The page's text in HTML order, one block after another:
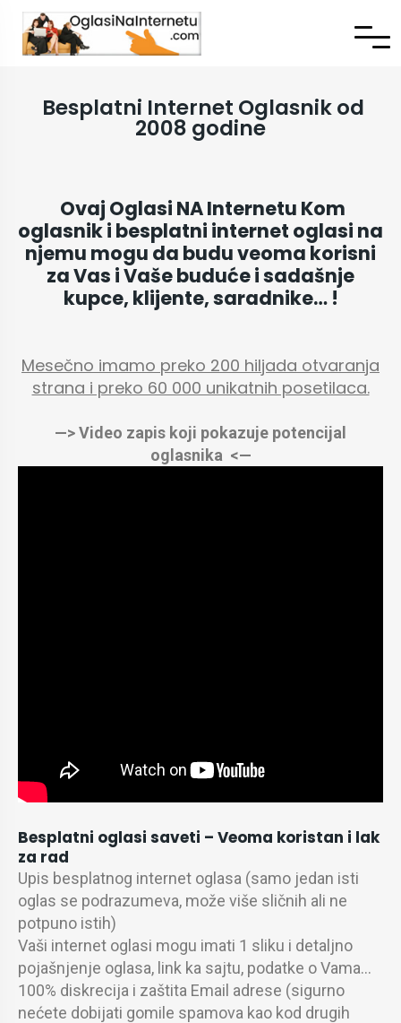
Besplatni Internet Oglasnik od
2008 godine
Ovaj Oglasi NA Internetu Kom
oglasnik i besplatni internet oglasi na
njemu mogu da budu veoma korisni
za Vas i Vaše buduće i sadašnje
kupce, klijente, saradnike… !
Mesečno imamo preko 200 hiljada otvaranja
strana i preko 60 000 unikatnih posetilaca.
—> Video zapis koji pokazuje potencijal
oglasnika <—
Besplatni oglasi saveti – Veoma koristan i lak
za rad
Upis besplatnog internet oglasa (samo jedan isti
oglas se podrazumeva, može više sličnih ali ne
potpuno istih)
Vaši internet oglasi mogu imati 1 sliku i detaljno
pojašnjenje oglasa, link ka sajtu, podatke o Vama…
100% diskrecija i zaštita Email adrese (sigurno
nećete dobijati gomile spamova kao kod drugih